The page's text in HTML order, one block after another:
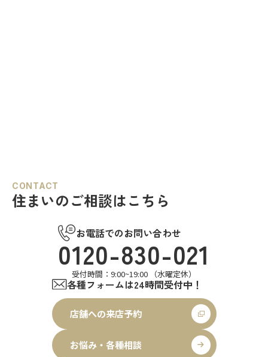
CONTACT
住まいのご相談はこちら
お電話でのお問い合わせ
0120-830-021
受付時間：9:00~19:00 （水曜定休）
各種フォームは24時間受付中！
店舗への来店予約
お悩み・各種相談